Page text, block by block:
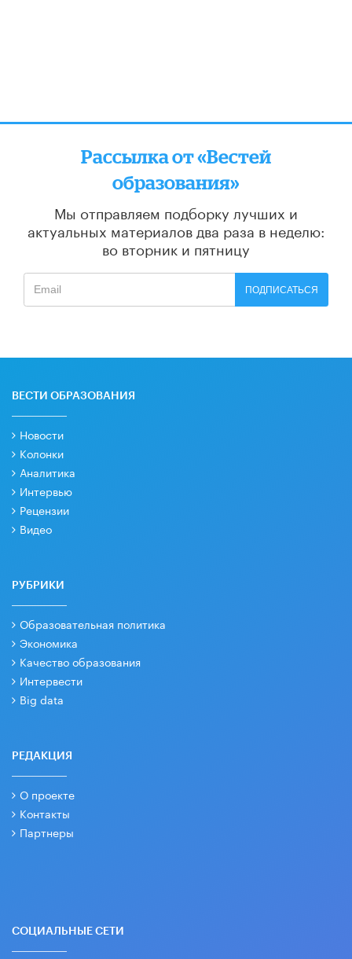
Рассылка от «Вестей
образования»
Мы отправляем подборку лучших и
актуальных материалов два раза в неделю:
во вторник и пятницу
ПОДПИСАТЬСЯ
ВЕСТИ ОБРАЗОВАНИЯ
Новости
Колонки
Аналитика
Интервью
Рецензии
Видео
РУБРИКИ
Образовательная политика
Экономика
Качество образования
Интервести
Big data
РЕДАКЦИЯ
О проекте
Контакты
Партнеры
СОЦИАЛЬНЫЕ СЕТИ